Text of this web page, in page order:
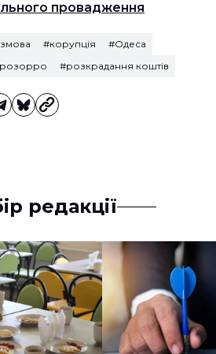
провадження
#корупція
#Одеса
#розкрадання коштів
редакції